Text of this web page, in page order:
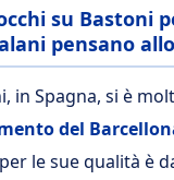
su Bastoni
pensano
in Spagna, si è
del
le sue qualità è